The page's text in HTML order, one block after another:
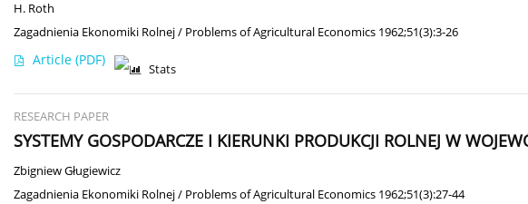
H. Roth
Zagadnienia Ekonomiki Rolnej / Problems of Agricultural Economics 1962;51(3):3-26
Article (PDF)
Stats
RESEARCH PAPER
SYSTEMY GOSPODARCZE I KIERUNKI PRODUKCJI ROLNEJ W
Zbigniew Gługiewicz
Zagadnienia Ekonomiki Rolnej / Problems of Agricultural Economics 1962;51(3):27-44